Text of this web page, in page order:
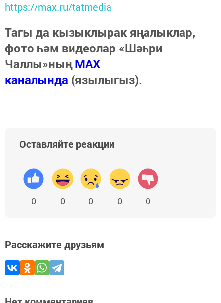
https://max.ru/tatmedia
Тагы да кызыклырак яңалыклар,
фото һәм видеолар «Шәһри
Чаллы»ныңMAX
каналында (язылыгыз).
Оставляйте реакции
0 0 0 0 0
Расскажите друзьям